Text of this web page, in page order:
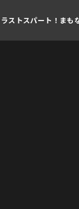
ラストスパート！ まも